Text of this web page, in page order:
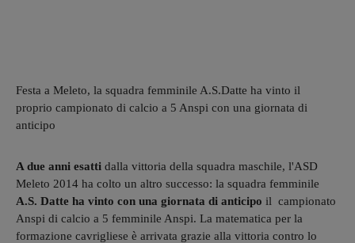
Festa a Meleto, la squadra femminile A.S.Datte ha vinto il
proprio campionato di calcio a 5 Anspi con una giornata di
anticipo
A due anni esatti dalla vittoria della squadra maschile, l'ASD
Meleto 2014 ha colto un altro successo: la squadra femminile
A.S. Datte ha vinto con una giornata di anticipo il campionato
Anspi di calcio a 5 femminile Anspi. La matematica per la
formazione cavrigliese è arrivata grazie alla vittoria contro lo